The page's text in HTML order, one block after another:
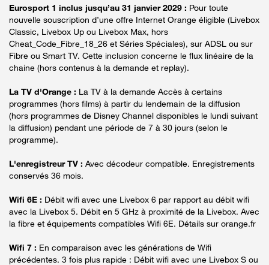
Eurosport 1 inclus jusqu’au 31 janvier 2029 : Pour toute
nouvelle souscription d’une offre Internet Orange éligible (Livebox
Classic, Livebox Up ou Livebox Max, hors
Cheat_Code_Fibre_18_26 et Séries Spéciales), sur ADSL ou sur
Fibre ou Smart TV. Cette inclusion concerne le flux linéaire de la
chaine (hors contenus à la demande et replay).
La TV d'Orange : La TV à la demande Accès à certains
programmes (hors films) à partir du lendemain de la diffusion
(hors programmes de Disney Channel disponibles le lundi suivant
la diffusion) pendant une période de 7 à 30 jours (selon le
programme).
L'enregistreur TV : Avec décodeur compatible. Enregistrements
conservés 36 mois.
Wifi 6E : Débit wifi avec une Livebox 6 par rapport au débit wifi
avec la Livebox 5. Débit en 5 GHz à proximité de la Livebox. Avec
la fibre et équipements compatibles Wifi 6E. Détails sur orange.fr
Wifi 7 : En comparaison avec les générations de Wifi
précédentes. 3 fois plus rapide : Débit wifi avec une Livebox S ou